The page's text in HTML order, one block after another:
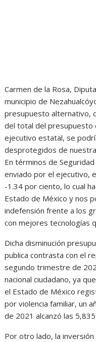
Carmen de la Rosa,
municipio de
presupuesto alternativo,
del total del
ejecutivo estatal, se
desprotegidos de
En términos de
enviado por el ejecutivo,
-1.34 por ciento, lo cual
Estado de México y nos
indefensión frente a los
con mejores tecnologías
Dicha disminución
publica contrasta con el
segundo trimestre de
nacional ciudadano, ya
el Estado de México
por violencia familiar, un
de 2021 alcanzó las
Por otro lado, la